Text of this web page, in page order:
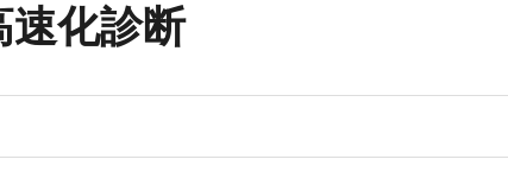
速化診断